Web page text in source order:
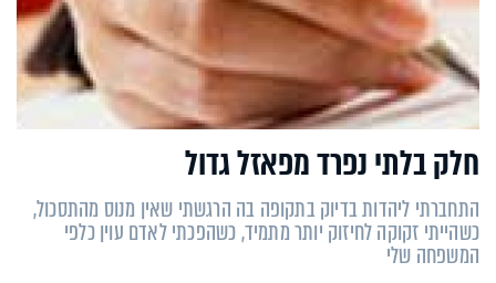
חלק בלתי נפרד מפאזל גדול
התחברתי ליהדות בדיוק בתקופה בה הרגשתי שאין מנוס מהתסכול,
כשהייתי זקוקה לחיזוק יותר מתמיד, כשהפכתי לאדם עוין כלפי
המשפחה שלי